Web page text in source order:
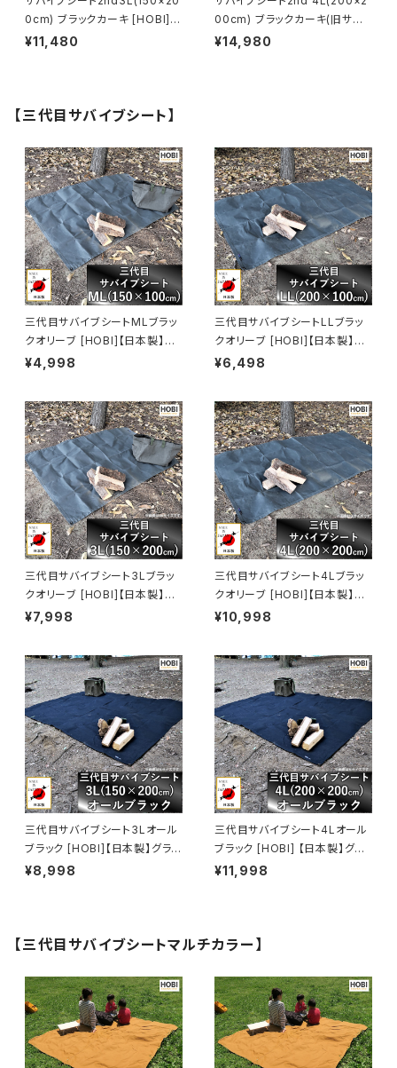
0cm) ブラックカーキ [HOBI]
【日本製】グランドシート 上質高
キャンプ 焚火 風避け アウトドア
[MADE IN JAPAN]
¥11,480
00cm) ブラックカーキ(旧サバ
イブシートlite) [HOBI]【日本
ャー マット 軍幕 [MADE IN JA
PAN]
¥14,980
【三代目サバイブシート】
三代目サバイブシートMLブラッ
クオリーブ [HOBI]【日本製】グ
ランドシート 極軽上質帆布 撥水
テントシート タープ 陣幕 キャン
プ 焚火 風避け アウトドアレジ
ャー マット 軍幕 [MADE IN JA
PAN]
¥4,998
三代目サバイブシートLLブラッ
クオリーブ [HOBI]【日本製】グ
ランドシート 極軽上質帆布 撥水
テントシート タープ 陣幕 キャン
プ 焚火 風避け アウトドア レジ
ャーシート マット 軍幕 [MADE I
N JAPAN]
¥6,498
三代目サバイブシート3Lブラッ
クオリーブ [HOBI]【日本製】グ
ランドシート 極軽上質帆布 撥水
テントシート タープ 陣幕 キャン
プ 焚火 風避け アウトドア レジ
ャーシート マット 軍幕 [MADE I
N JAPAN]
¥7,998
三代目サバイブシート4Lブラッ
クオリーブ [HOBI]【日本製】グ
ランドシート 極軽上質帆布 撥水
テントシート タープ 陣幕 キャン
プ 焚火 風避け アウトドア レジ
ャーシート マット 軍幕 [MADE I
N JAPAN]
¥10,998
三代目サバイブシート3Lオール
ブラック [HOBI]【日本製】グラン
ドシート 極軽上質帆布 撥水パラ
レジャー マット 軍幕 黒 [MADE
¥8,998
三代目サバイブシート4Lオール
ブラック [HOBI] 【日本製】グラ
ンドシート 極軽上質帆布 撥水
トドアレジャー マット 軍幕 黒
¥11,998
【三代目サバイブシートマルチカラー】